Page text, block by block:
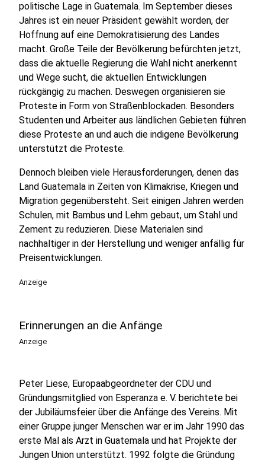
politische Lage in Guatemala. Im September dieses
Jahres ist ein neuer Präsident gewählt worden, der
Hoffnung auf eine Demokratisierung des Landes
macht. Große Teile der Bevölkerung befürchten jetzt,
dass die aktuelle Regierung die Wahl nicht anerkennt
und Wege sucht, die aktuellen Entwicklungen
rückgängig zu machen. Deswegen organisieren sie
Proteste in Form von Straßenblockaden. Besonders
Studenten und Arbeiter aus ländlichen Gebieten führen
diese Proteste an und auch die indigene Bevölkerung
unterstützt die Proteste.
Dennoch bleiben viele Herausforderungen, denen das
Land Guatemala in Zeiten von Klimakrise, Kriegen und
Migration gegenübersteht. Seit einigen Jahren werden
Schulen, mit Bambus und Lehm gebaut, um Stahl und
Zement zu reduzieren. Diese Materialen sind
nachhaltiger in der Herstellung und weniger anfällig für
Preisentwicklungen.
Anzeige
Erinnerungen an die Anfänge
Anzeige
Peter Liese, Europaabgeordneter der CDU und
Gründungsmitglied von Esperanza e. V. berichtete bei
der Jubiläumsfeier über die Anfänge des Vereins. Mit
einer Gruppe junger Menschen war er im Jahr 1990 das
erste Mal als Arzt in Guatemala und hat Projekte der
Jungen Union unterstützt. 1992 folgte die Gründung